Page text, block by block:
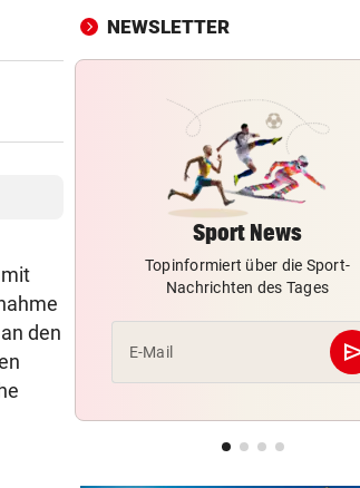
den
Nummer 1 erneut
SOMMERCUP 2026
Kiel, Lemgo & Kriens
PLÖTZLICH MIT DABEI
Thiem überrascht ÖFB-
im Trainingslager
APPELL IM LUXUS-HOTEL
Bayern mahnt Konkurrenz:
kann es nicht sein!“
„Weltmeister-Sprosses“
NEWSLETTER
Sport News
Topinformiert über die Sport-
Nachrichten des Tages
E-Mail